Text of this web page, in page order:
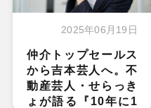
2025年06月19日
仲介トップセールス
から吉本芸人へ。不
動産芸人・せらっき
ょが語る『10年に1